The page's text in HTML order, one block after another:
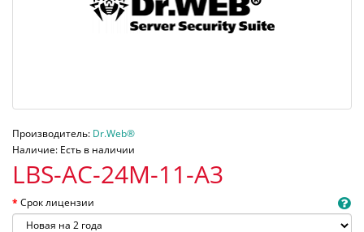
Производитель: Dr.Web®
Наличие: Есть в наличии
LBS-AC-24M-11-A3
Срок лицензии